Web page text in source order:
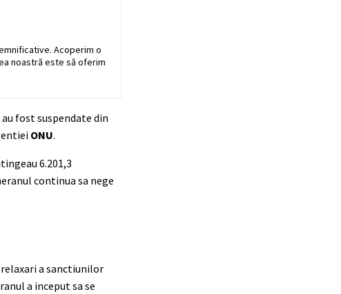
Acoperim o
noastră este să oferim
fost suspendate din
ONU.
6.201,3
continua sa nege
a sanctiunilor
a inceput sa se